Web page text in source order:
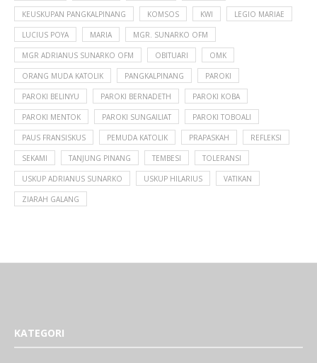
KEUSKUPAN PANGKALPINANG KOMSOS KWI LEGIO MARIAE
LUCIUS POYA MARIA MGR. SUNARKO OFM
MGR ADRIANUS SUNARKO OFM OBITUARI OMK
ORANG MUDA KATOLIK PANGKALPINANG PAROKI
PAROKI BELINYU PAROKI BERNADETH PAROKI KOBA
PAROKI MENTOK PAROKI SUNGAILIAT PAROKI TOBOALI
PAUS FRANSISKUS PEMUDA KATOLIK PRAPASKAH REFLEKSI
SEKAMI TANJUNG PINANG TEMBESI TOLERANSI
USKUP ADRIANUS SUNARKO USKUP HILARIUS VATIKAN
ZIARAH GALANG
KATEGORI